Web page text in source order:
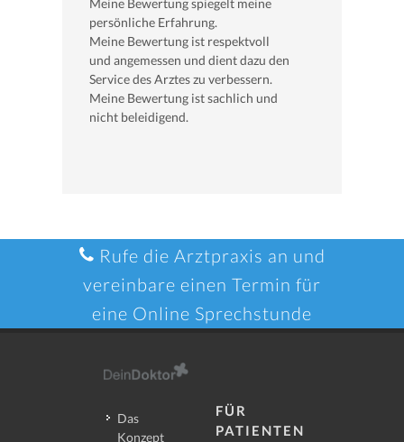
Meine Bewertung spiegelt meine
persönliche Erfahrung.
Meine Bewertung ist respektvoll
und angemessen und dient dazu den
Service des Arztes zu verbessern.
Meine Bewertung ist sachlich und
nicht beleidigend.
Rufe die Arztpraxis an und
vereinbare einen Termin für
eine Online Sprechstunde
Das
Konzept
FÜR
PATIENTEN